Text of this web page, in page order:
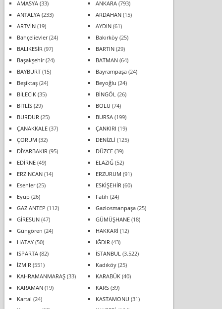
AMASYA(33) ANKARA(793)
ANTALYA(233) ARDAHAN(15)
ARTVİN(19) AYDIN(61)
Bahçelievler(24) Bakırköy(25)
BALIKESİR (97) BARTIN(29)
Başakşehir(24) BATMAN(64)
BAYBURT(15) Bayrampaşa(24)
Beşiktaş(24) Beyoğlu (24)
BİLECİK(35) BİNGÖL (26)
BİTLİS(29) BOLU (74)
BURDUR (25) BURSA(199)
ÇANAKKALE(37) ÇANKIRI (19)
ÇORUM (32) DENİZLİ (125)
DİYARBAKIR (95) DÜZCE(39)
EDİRNE(49) ELAZIĞ(52)
ERZİNCAN(14) ERZURUM (91)
Esenler(25) ESKİŞEHİR (60)
Eyüp (26) Fatih (24)
GAZİANTEP (112) Gaziosmanpaşa(25)
GİRESUN(47) GÜMÜŞHANE(18)
Güngören (24) HAKKARİ (12)
HATAY(50) IĞDIR (43)
ISPARTA(82) İSTANBUL (3.522)
İZMİR (551) Kadıköy(25)
KAHRAMANMARAŞ(33) KARABÜK(40)
KARAMAN(19) KARS(39)
Kartal (24) KASTAMONU (31)